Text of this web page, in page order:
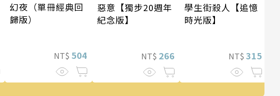
幻夜（單冊經典回
歸版）
NT$ 504
惡意【獨步20週年
紀念版】
NT$ 266
學生街殺人【追憶
時光版】
NT$ 315